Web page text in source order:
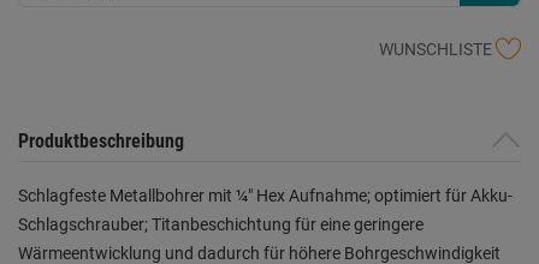
WUNSCHLISTE
Produktbeschreibung
Schlagfeste Metallbohrer mit ¼″ Hex Aufnahme; optimiert für Akku-
Schlagschrauber; Titanbeschichtung für eine geringere
Wärmeentwicklung und dadurch für höhere Bohrgeschwindigkeit